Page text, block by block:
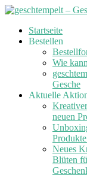
Skip
Startseite
Bestellen
Wie
Gesche
Aktuelle
neuen
Neues
Blüten